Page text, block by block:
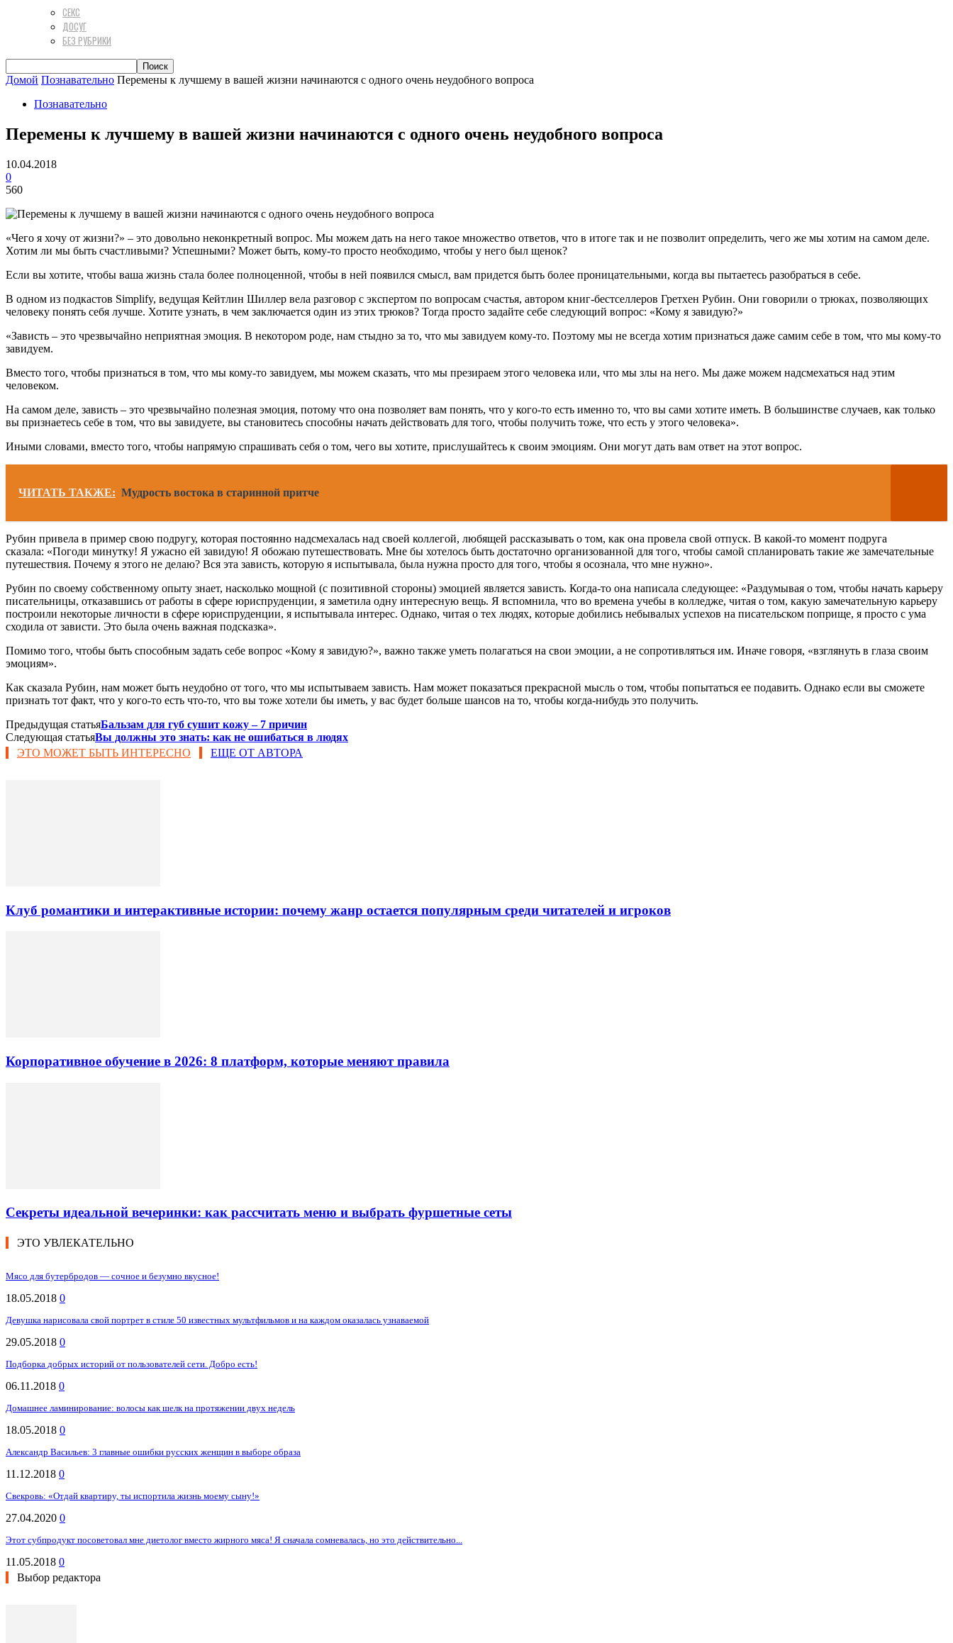
СЕКС
ДОСУГ
БЕЗ РУБРИКИ
Домой Познавательно Перемены к лучшему в вашей жизни начинаются с одного очень неудобного вопроса
Познавательно
Перемены к лучшему в вашей жизни начинаются с одного очень неудобного вопроса
10.04.2018
0
560
«Чего я хочу от жизни?» – это довольно неконкретный вопрос. Мы можем дать на него такое множество ответов, что в итоге так и не позволит определить, чего же мы хотим на самом деле.
Хотим ли мы быть счастливыми? Успешными? Может быть, кому-то просто необходимо, чтобы у него был щенок?
Если вы хотите, чтобы ваша жизнь стала более полноценной, чтобы в ней появился смысл, вам придется быть более проницательными, когда вы пытаетесь разобраться в себе.
В одном из подкастов Simplify, ведущая Кейтлин Шиллер вела разговор с экспертом по вопросам счастья, автором книг-бестселлеров Гретхен Рубин. Они говорили о трюках, позволяющих
человеку понять себя лучше. Хотите узнать, в чем заключается один из этих трюков? Тогда просто задайте себе следующий вопрос: «Кому я завидую?»
«Зависть – это чрезвычайно неприятная эмоция. В некотором роде, нам стыдно за то, что мы завидуем кому-то. Поэтому мы не всегда хотим признаться даже самим себе в том, что мы кому-то
завидуем.
Вместо того, чтобы признаться в том, что мы кому-то завидуем, мы можем сказать, что мы презираем этого человека или, что мы злы на него. Мы даже можем надсмехаться над этим
человеком.
На самом деле, зависть – это чрезвычайно полезная эмоция, потому что она позволяет вам понять, что у кого-то есть именно то, что вы сами хотите иметь. В большинстве случаев, как только
вы признаетесь себе в том, что вы завидуете, вы становитесь способны начать действовать для того, чтобы получить тоже, что есть у этого человека».
Иными словами, вместо того, чтобы напрямую спрашивать себя о том, чего вы хотите, прислушайтесь к своим эмоциям. Они могут дать вам ответ на этот вопрос.
ЧИТАТЬ ТАКЖЕ: Мудрость востока в старинной притче
Рубин привела в пример свою подругу, которая постоянно надсмехалась над своей коллегой, любящей рассказывать о том, как она провела свой отпуск. В какой-то момент подруга
сказала: «Погоди минутку! Я ужасно ей завидую! Я обожаю путешествовать. Мне бы хотелось быть достаточно организованной для того, чтобы самой спланировать такие же замечательные
путешествия. Почему я этого не делаю? Вся эта зависть, которую я испытывала, была нужна просто для того, чтобы я осознала, что мне нужно».
Рубин по своему собственному опыту знает, насколько мощной (с позитивной стороны) эмоцией является зависть. Когда-то она написала следующее: «Раздумывая о том, чтобы начать карьеру
писательницы, отказавшись от работы в сфере юриспруденции, я заметила одну интересную вещь. Я вспомнила, что во времена учебы в колледже, читая о том, какую замечательную карьеру
построили некоторые личности в сфере юриспруденции, я испытывала интерес. Однако, читая о тех людях, которые добились небывалых успехов на писательском поприще, я просто с ума
сходила от зависти. Это была очень важная подсказка».
Помимо того, чтобы быть способным задать себе вопрос «Кому я завидую?», важно также уметь полагаться на свои эмоции, а не сопротивляться им. Иначе говоря, «взглянуть в глаза своим
эмоциям».
Как сказала Рубин, нам может быть неудобно от того, что мы испытываем зависть. Нам может показаться прекрасной мысль о том, чтобы попытаться ее подавить. Однако если вы сможете
признать тот факт, что у кого-то есть что-то, что вы тоже хотели бы иметь, у вас будет больше шансов на то, чтобы когда-нибудь это получить.
Предыдущая статьяБальзам для губ сушит кожу – 7 причин
Следующая статьяВы должны это знать: как не ошибаться в людях
ЭТО МОЖЕТ БЫТЬ ИНТЕРЕСНО
ЕЩЕ ОТ АВТОРА
Клуб романтики и интерактивные истории: почему жанр остается популярным среди читателей и игроков
Корпоративное обучение в 2026: 8 платформ, которые меняют правила
Секреты идеальной вечеринки: как рассчитать меню и выбрать фуршетные сеты
ЭТО УВЛЕКАТЕЛЬНО
Мясо для бутербродов — сочное и безумно вкусное!
18.05.2018 0
Девушка нарисовала свой портрет в стиле 50 известных мультфильмов и на каждом оказалась узнаваемой
29.05.2018 0
Подборка добрых историй от пользователей сети. Добро есть!
06.11.2018 0
Домашнее ламинирование: волосы как шелк на протяжении двух недель
18.05.2018 0
Александр Васильев: 3 главные ошибки русских женщин в выборе образа
11.12.2018 0
Свекровь: «Отдай квартиру, ты испортила жизнь моему сыну!»
27.04.2020 0
Этот субпродукт посоветовал мне диетолог вместо жирного мяса! Я сначала сомневалась, но это действительно...
11.05.2018 0
Выбор редактора